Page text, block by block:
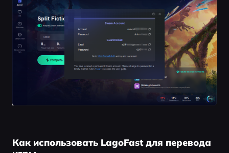
Как использовать LagoFast для перевода